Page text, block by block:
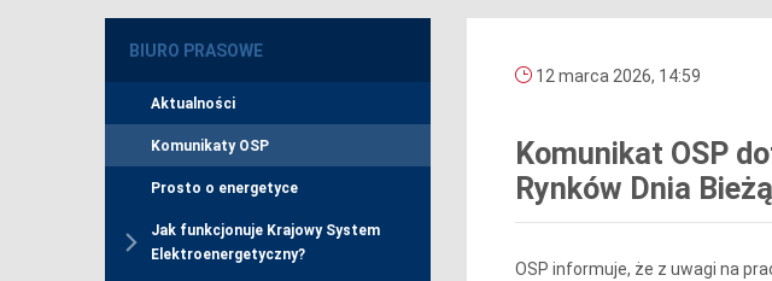
BIURO PRASOWE
Aktualności
Komunikaty OSP
Prosto o energetyce
Jak funkcjonuje Krajowy System
Elektroenergetyczny?
12 marca 2026, 14:59
Komunikat OSP
Rynków Dnia
OSP informuje, że z uwagi na